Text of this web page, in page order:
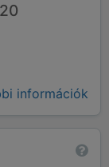
információk